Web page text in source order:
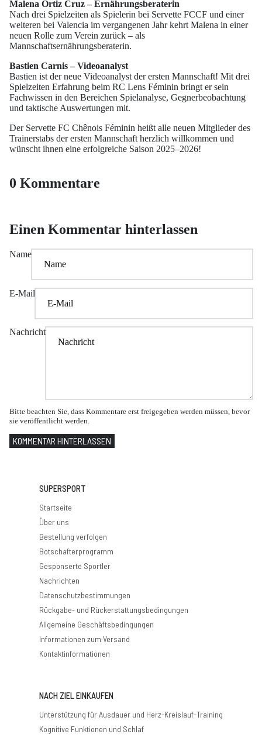
Malena Ortiz Cruz – Ernährungsberaterin
Nach drei Spielzeiten als Spielerin bei Servette FCCF und einer
weiteren bei Valencia im vergangenen Jahr kehrt Malena in einer
neuen Rolle zum Verein zurück – als
Mannschaftsernährungsberaterin.
Bastien Carnis – Videoanalyst
Bastien ist der neue Videoanalyst der ersten Mannschaft! Mit drei
Spielzeiten Erfahrung beim RC Lens Féminin bringt er sein
Fachwissen in den Bereichen Spielanalyse, Gegnerbeobachtung
und taktische Auswertungen mit.
Der Servette FC Chênois Féminin heißt alle neuen Mitglieder des
Trainerstabs der ersten Mannschaft herzlich willkommen und
wünscht ihnen eine erfolgreiche Saison 2025–2026!
0 Kommentare
Einen Kommentar hinterlassen
Name
E-Mail
Nachricht
Bitte beachten Sie, dass Kommentare erst freigegeben werden müssen, bevor
sie veröffentlicht werden.
KOMMENTAR HINTERLASSEN
SUPERSPORT
Startseite
Über uns
Bestellung verfolgen
Botschafterprogramm
Gesponserte Sportler
Nachrichten
Datenschutzbestimmungen
Rückgabe- und Rückerstattungsbedingungen
Allgemeine Geschäftsbedingungen
Informationen zum Versand
Kontaktinformationen
NACH ZIEL EINKAUFEN
Unterstützung für Ausdauer und Herz-Kreislauf-Training
Kognitive Funktionen und Schlaf